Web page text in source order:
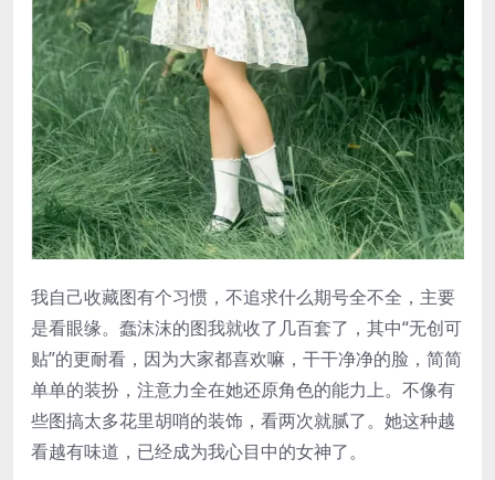
我自己收藏图有个习惯，不追求什么期号全不全，主要
是看眼缘。蠢沫沫的图我就收了几百套了，其中“无创可
贴”的更耐看，因为大家都喜欢嘛，干干净净的脸，简简
单单的装扮，注意力全在她还原角色的能力上。不像有
些图搞太多花里胡哨的装饰，看两次就腻了。她这种越
看越有味道，已经成为我心目中的女神了。